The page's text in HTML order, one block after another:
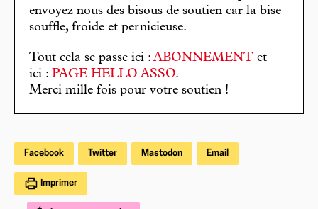
envoyez nous des bisous de soutien car la bise
souffle, froide et pernicieuse.
Tout cela se passe ici : ABONNEMENT et
ici : PAGE HELLO ASSO.
Merci mille fois pour votre soutien !
Facebook Twitter Mastodon Email
Imprimer